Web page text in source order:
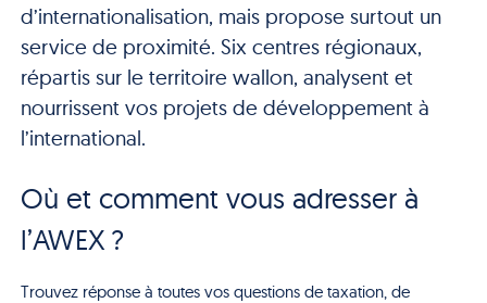
d’internationalisation, mais propose surtout un
service de proximité. Six centres régionaux,
répartis sur le territoire wallon, analysent et
nourrissent vos projets de développement à
l’international.
Où et comment vous adresser à
l’AWEX ?
Trouvez réponse à toutes vos questions de taxation, de